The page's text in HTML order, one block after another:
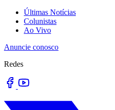
Últimas Notícias
Colunistas
Ao Vivo
Anuncie conosco
Redes